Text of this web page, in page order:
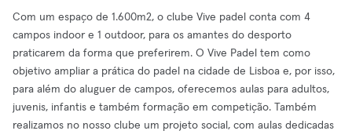
Com um espaço de 1.600m2, o clube Vive padel conta com 4
campos indoor e 1 outdoor, para os amantes do desporto
praticarem da forma que preferirem. O Vive Padel tem como
objetivo ampliar a prática do padel na cidade de Lisboa e, por isso,
para além do aluguer de campos, oferecemos aulas para adultos,
juvenis, infantis e também formação em competição. Também
realizamos no nosso clube um projeto social, com aulas dedicadas